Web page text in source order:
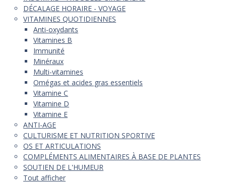
DÉCALAGE HORAIRE - VOYAGE
VITAMINES QUOTIDIENNES
Anti-oxydants
Vitamines B
Immunité
Minéraux
Multi-vitamines
Omégas et acides gras essentiels
Vitamine C
Vitamine D
Vitamine E
ANTI-AGE
CULTURISME ET NUTRITION SPORTIVE
OS ET ARTICULATIONS
COMPLÉMENTS ALIMENTAIRES À BASE DE PLANTES
SOUTIEN DE L'HUMEUR
Tout afficher